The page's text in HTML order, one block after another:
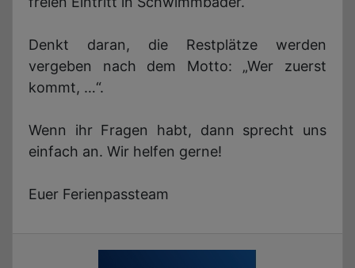
Denkt daran, die Restplätze werden
vergeben nach dem Motto: „Wer zuerst
kommt, …“.
Wenn ihr Fragen habt, dann sprecht uns
einfach an. Wir helfen gerne!
Euer Ferienpassteam